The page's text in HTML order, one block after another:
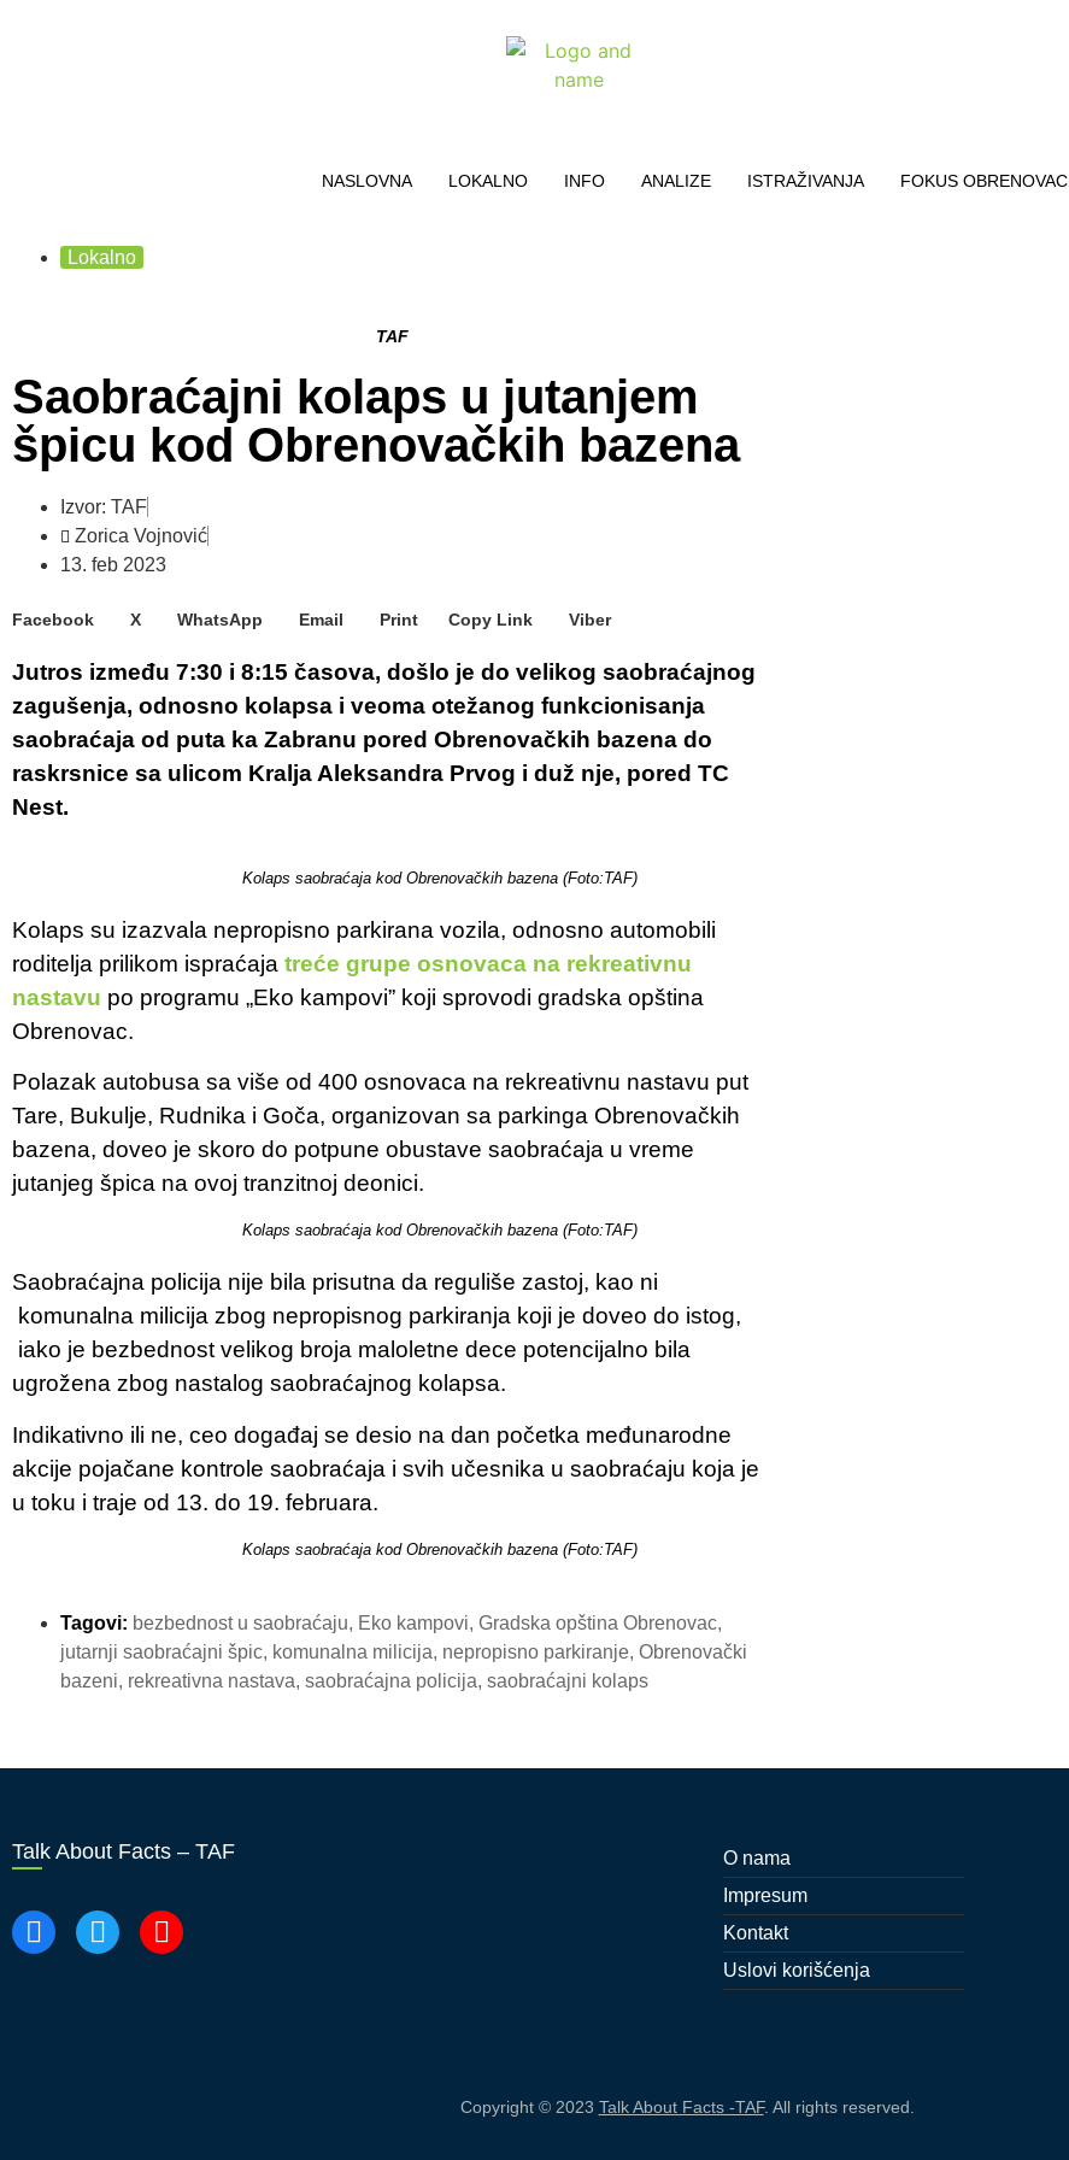
NASLOVNA LOKALNO INFO ANALIZE ISTRAŽIVANJA FOKUS OBRENOVAC
Lokalno
TAF
Saobraćajni kolaps u jutanjem
špicu kod Obrenovačkih bazena
Izvor: TAF
Zorica Vojnović
13. feb 2023
Facebook X WhatsApp Email Print Copy Link Viber
Jutros između 7:30 i 8:15 časova, došlo je do velikog saobraćajnog
zagušenja, odnosno kolapsa i veoma otežanog funkcionisanja
saobraćaja od puta ka Zabranu pored Obrenovačkih bazena do
raskrsnice sa ulicom Kralja Aleksandra Prvog i duž nje, pored TC
Nest.
Kolaps saobraćaja kod Obrenovačkih bazena (Foto:TAF)
Kolaps su izazvala nepropisno parkirana vozila, odnosno automobili
roditelja prilikom ispraćaja treće grupe osnovaca na rekreativnu
nastavu po programu „Eko kampovi” koji sprovodi gradska opština
Obrenovac.
Polazak autobusa sa više od 400 osnovaca na rekreativnu nastavu put
Tare, Bukulje, Rudnika i Goča, organizovan sa parkinga Obrenovačkih
bazena, doveo je skoro do potpune obustave saobraćaja u vreme
jutanjeg špica na ovoj tranzitnoj deonici.
Kolaps saobraćaja kod Obrenovačkih bazena (Foto:TAF)
Saobraćajna policija nije bila prisutna da reguliše zastoj, kao ni
komunalna milicija zbog nepropisnog parkiranja koji je doveo do istog,
iako je bezbednost velikog broja maloletne dece potencijalno bila
ugrožena zbog nastalog saobraćajnog kolapsa.
Indikativno ili ne, ceo događaj se desio na dan početka međunarodne
akcije pojačane kontrole saobraćaja i svih učesnika u saobraćaju koja je
u toku i traje od 13. do 19. februara.
Kolaps saobraćaja kod Obrenovačkih bazena (Foto:TAF)
Tagovi: bezbednost u saobraćaju, Eko kampovi, Gradska opština Obrenovac,
jutarnji saobraćajni špic, komunalna milicija, nepropisno parkiranje, Obrenovački
bazeni, rekreativna nastava, saobraćajna policija, saobraćajni kolaps
Talk About Facts – TAF
O nama
Impresum
Kontakt
Uslovi korišćenja
Copyright © 2023 Talk About Facts -TAF. All rights reserved.